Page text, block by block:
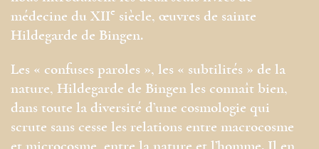
médecine du XIIe siècle, œuvres de sainte
Hildegarde de Bingen.
Les « confuses paroles », les « subtilités » de la
nature, Hildegarde de Bingen les connaît bien,
dans toute la diversité d’une cosmologie qui
scrute sans cesse les relations entre macrocosme